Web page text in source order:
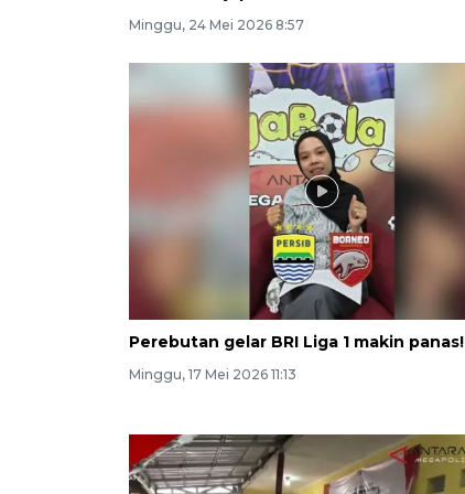
Minggu, 24 Mei 2026 8:57
Perebutan gelar BRI Liga 1 makin panas!
Minggu, 17 Mei 2026 11:13